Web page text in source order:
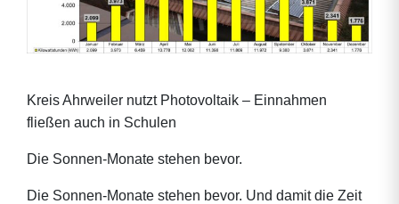
Kreis Ahrweiler nutzt Photovoltaik – Einnahmen
fließen auch in Schulen
Die Sonnen-Monate stehen bevor.
Die Sonnen-Monate stehen bevor. Und damit die Zeit